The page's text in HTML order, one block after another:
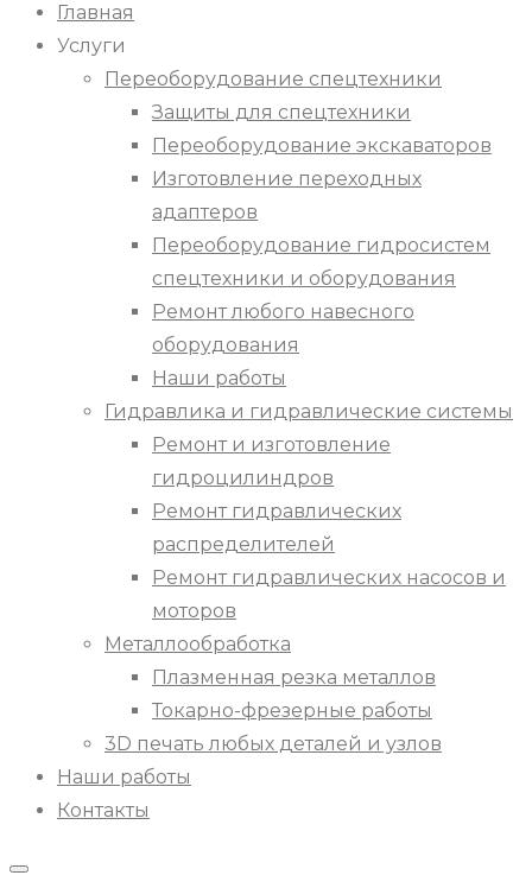
Главная
Услуги
Переоборудование спецтехники
Защиты для спецтехники
Переоборудование экскаваторов
Изготовление переходных
адаптеров
Переоборудование гидросистем
спецтехники и оборудования
Ремонт любого навесного
оборудования
Наши работы
Гидравлика и гидравлические системы
Ремонт и изготовление
гидроцилиндров
Ремонт гидравлических
распределителей
Ремонт гидравлических насосов и
моторов
Металлообработка
Плазменная резка металлов
Токарно-фрезерные работы
3D печать любых деталей и узлов
Наши работы
Контакты